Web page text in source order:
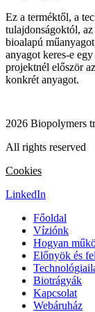
Ez a terméktől, a
tulajdonságoktól,
bioalapú
anyagot keres-e
projektnél először
konkrét anyagot.
2026 Biopolymers
All rights reserved
Cookies
LinkedIn
Főoldal
Víziónk
Hogyan
Előnyök és
Biotrágyák
Kapcsolat
Webáruház